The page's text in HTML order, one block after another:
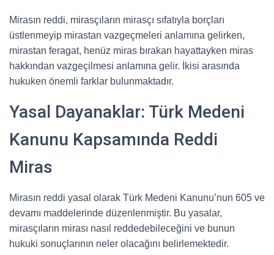
Mirasın reddi, mirasçıların mirasçı sıfatıyla borçları
üstlenmeyip mirastan vazgeçmeleri anlamına gelirken,
mirastan feragat, henüz miras bırakan hayattayken miras
hakkından vazgeçilmesi anlamına gelir. İkisi arasında
hukuken önemli farklar bulunmaktadır.
Yasal Dayanaklar: Türk Medeni
Kanunu Kapsamında Reddi
Miras
Mirasın reddi yasal olarak Türk Medeni Kanunu’nun 605 ve
devamı maddelerinde düzenlenmiştir. Bu yasalar,
mirasçıların mirası nasıl reddedebileceğini ve bunun
hukuki sonuçlarının neler olacağını belirlemektedir.